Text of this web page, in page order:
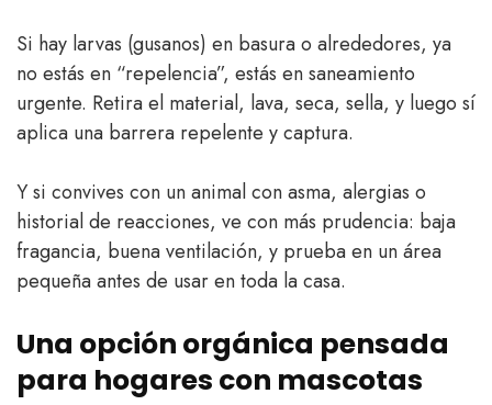
Si hay larvas (gusanos) en basura o alrededores, ya
no estás en “repelencia”, estás en saneamiento
urgente. Retira el material, lava, seca, sella, y luego sí
aplica una barrera repelente y captura.
Y si convives con un animal con asma, alergias o
historial de reacciones, ve con más prudencia: baja
fragancia, buena ventilación, y prueba en un área
pequeña antes de usar en toda la casa.
Una opción orgánica pensada
para hogares con mascotas